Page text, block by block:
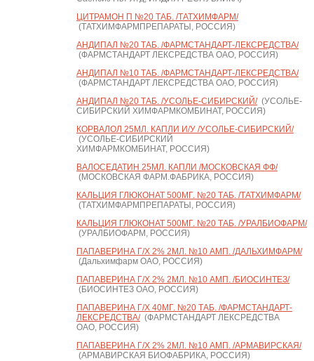
ЦИТРАМОН П №20 ТАБ. /ТАТХИМФАРМ/
(ТАТХИМФАРМПРЕПАРАТЫ, РОССИЯ)
АНДИПАЛ №20 ТАБ. /ФАРМСТАНДАРТ-ЛЕКСРЕДСТВА/
(ФАРМСТАНДАРТ ЛЕКСРЕДСТВА ОАО, РОССИЯ)
АНДИПАЛ №10 ТАБ. /ФАРМСТАНДАРТ-ЛЕКСРЕДСТВА/
(ФАРМСТАНДАРТ ЛЕКСРЕДСТВА ОАО, РОССИЯ)
АНДИПАЛ №20 ТАБ. /УСОЛЬЕ-СИБИРСКИЙ/(УСОЛЬЕ-
СИБИРСКИЙ ХИМФАРМКОМБИНАТ, РОССИЯ)
КОРВАЛОЛ 25МЛ. КАПЛИ И/У /УСОЛЬЕ-СИБИРСКИЙ/
(УСОЛЬЕ-СИБИРСКИЙ
ХИМФАРМКОМБИНАТ, РОССИЯ)
ВАЛОСЕДАТИН 25МЛ. КАПЛИ /МОСКОВСКАЯ ФФ/
(МОСКОВСКАЯ ФАРМ.ФАБРИКА, РОССИЯ)
КАЛЬЦИЯ ГЛЮКОНАТ 500МГ. №20 ТАБ. /ТАТХИМФАРМ/
(ТАТХИМФАРМПРЕПАРАТЫ, РОССИЯ)
КАЛЬЦИЯ ГЛЮКОНАТ 500МГ. №20 ТАБ. /УРАЛБИОФАРМ/
(УРАЛБИОФАРМ, РОССИЯ)
ПАПАВЕРИНА Г/Х 2% 2МЛ. №10 АМП. /ДАЛЬХИМФАРМ/
(Дальхимфарм ОАО, РОССИЯ)
ПАПАВЕРИНА Г/Х 2% 2МЛ. №10 АМП. /БИОСИНТЕЗ/
(БИОСИНТЕЗ ОАО, РОССИЯ)
ПАПАВЕРИНА Г/Х 40МГ. №20 ТАБ. /ФАРМСТАНДАРТ-
ЛЕКСРЕДСТВА/(ФАРМСТАНДАРТ ЛЕКСРЕДСТВА
ОАО, РОССИЯ)
ПАПАВЕРИНА Г/Х 2% 2МЛ. №10 АМП. /АРМАВИРСКАЯ/
(АРМАВИРСКАЯ БИОФАБРИКА, РОССИЯ)